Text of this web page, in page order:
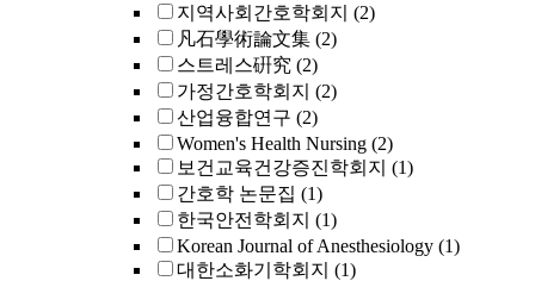
지역사회간호학회지 (2)
凡石學術論文集 (2)
스트레스硏究 (2)
가정간호학회지 (2)
산업융합연구 (2)
Women's Health Nursing (2)
보건교육건강증진학회지 (1)
간호학 논문집 (1)
한국안전학회지 (1)
Korean Journal of Anesthesiology (1)
대한소화기학회지 (1)